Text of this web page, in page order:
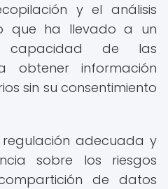
y el análisis
que ha llevado a un
de las
obtener información
sin su consentimiento
adecuada y
sobre los riesgos
de datos